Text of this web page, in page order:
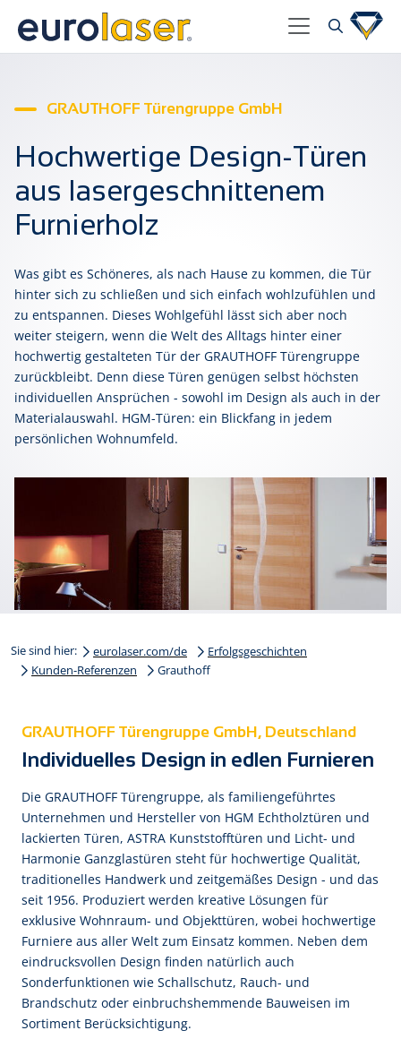
GRAUTHOFF Türengruppe GmbH
Hochwertige Design-Türen
aus lasergeschnittenem
Furnierholz
Was gibt es Schöneres, als nach Hause zu kommen, die Tür
hinter sich zu schließen und sich einfach wohlzufühlen und
zu entspannen. Dieses Wohlgefühl lässt sich aber noch
weiter steigern, wenn die Welt des Alltags hinter einer
hochwertig gestalteten Tür der GRAUTHOFF Türengruppe
zurückbleibt. Denn diese Türen genügen selbst höchsten
individuellen Ansprüchen - sowohl im Design als auch in der
Materialauswahl. HGM-Türen: ein Blickfang in jedem
persönlichen Wohnumfeld.
Sie sind hier: eurolaser.com/de
Erfolgsgeschichten
Kunden-Referenzen
Grauthoff
GRAUTHOFF Türengruppe GmbH, Deutschland
Individuelles Design in edlen Furnieren
Die GRAUTHOFF Türengruppe, als familiengeführtes
Unternehmen und Hersteller von HGM Echtholztüren und
lackierten Türen, ASTRA Kunststofftüren und Licht- und
Harmonie Ganzglastüren steht für hochwertige Qualität,
traditionelles Handwerk und zeitgemäßes Design - und das
seit 1956. Produziert werden kreative Lösungen für
exklusive Wohnraum- und Objekttüren, wobei hochwertige
Furniere aus aller Welt zum Einsatz kommen. Neben dem
eindrucksvollen Design finden natürlich auch
Sonderfunktionen wie Schallschutz, Rauch- und
Brandschutz oder einbruchshemmende Bauweisen im
Sortiment Berücksichtigung.